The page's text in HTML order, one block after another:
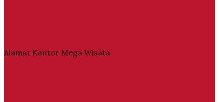
Alamat Kantor Mega Wisata